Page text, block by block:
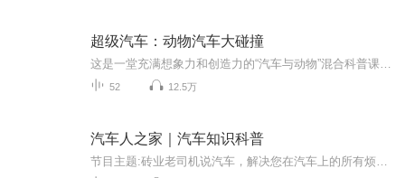
超级汽车：动物汽车大碰撞
52 12.5万
汽车人之家｜汽车知识科普